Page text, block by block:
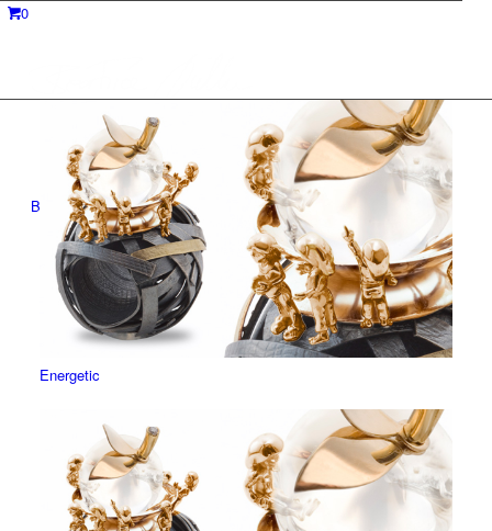
0
Beatrice Müller
À propos de Beatrice Müller
L’art vient des compétences Recueil de dictons
Energetic